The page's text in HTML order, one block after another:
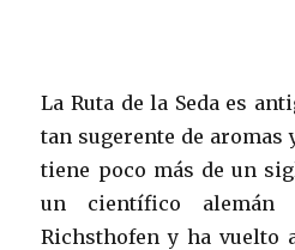
La Ruta de la Seda es
tan sugerente de aromas
tiene poco más de un
un científico alemán
Richsthofen y ha vuelto